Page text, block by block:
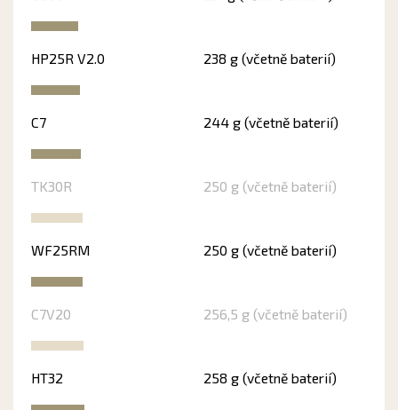
HP25R V2.0 238 g (včetně baterií)
C7 244 g (včetně baterií)
TK30R 250 g (včetně baterií)
WF25RM 250 g (včetně baterií)
C7V20 256,5 g (včetně baterií)
HT32 258 g (včetně baterií)